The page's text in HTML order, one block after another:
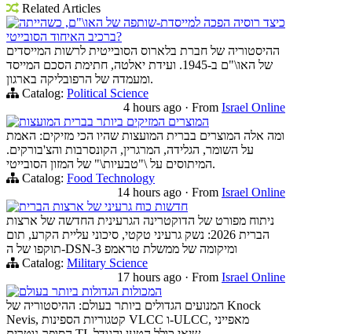
Related Articles
כיצד רוסיה הפכה למייסדת-שותפה של האו\"ם, כשהייתה
ברכיב האיחוד הסובייטי?
ההיסטוריה של חברת בלארוס הסובייטית לרשות המייסדים
של האו\"ם ב-1945. ועידת יאלטה, חתימת הסכם המייסד
ומעמדה של הרפובליקה בארגון.
Catalog: Political Science
4 hours ago · From Israel Online
המוצרים המזיקים ביותר בברית המועצות
ומה אלה המוצרים בברית המועצות שהיו הכי מזיקים: האמת
על השומר, הגלידה, המרגרין, הקונסרבות והצ'בורקים.
המיתוסים על \"טבעיות\" של המזון הסובייטי.
Catalog: Food Technology
14 hours ago · From Israel Online
חדשות כוח גרעיני של ארצות הברית
ניתוח מפורט של הדוקטרינה הגרעינית החדשה של ארצות
הברית 2026: נשק גרעיני טקטי, סיכוני עליית הקרע, תום
תוקפו של ה-DSN-3 ומיקומה של ממשלת טראמפ
Catalog: Military Science
17 hours ago · From Israel Online
המכולות הגדולות ביותר בעולם
המנועים הגדולים ביותר בעולם: ההיסטוריה של Knock
Nevis, קטגוריות הספינות VLCC ו-ULCC, מאפייני